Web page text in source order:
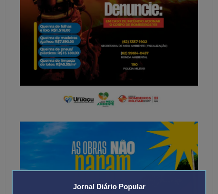
Jornal Diário Popular